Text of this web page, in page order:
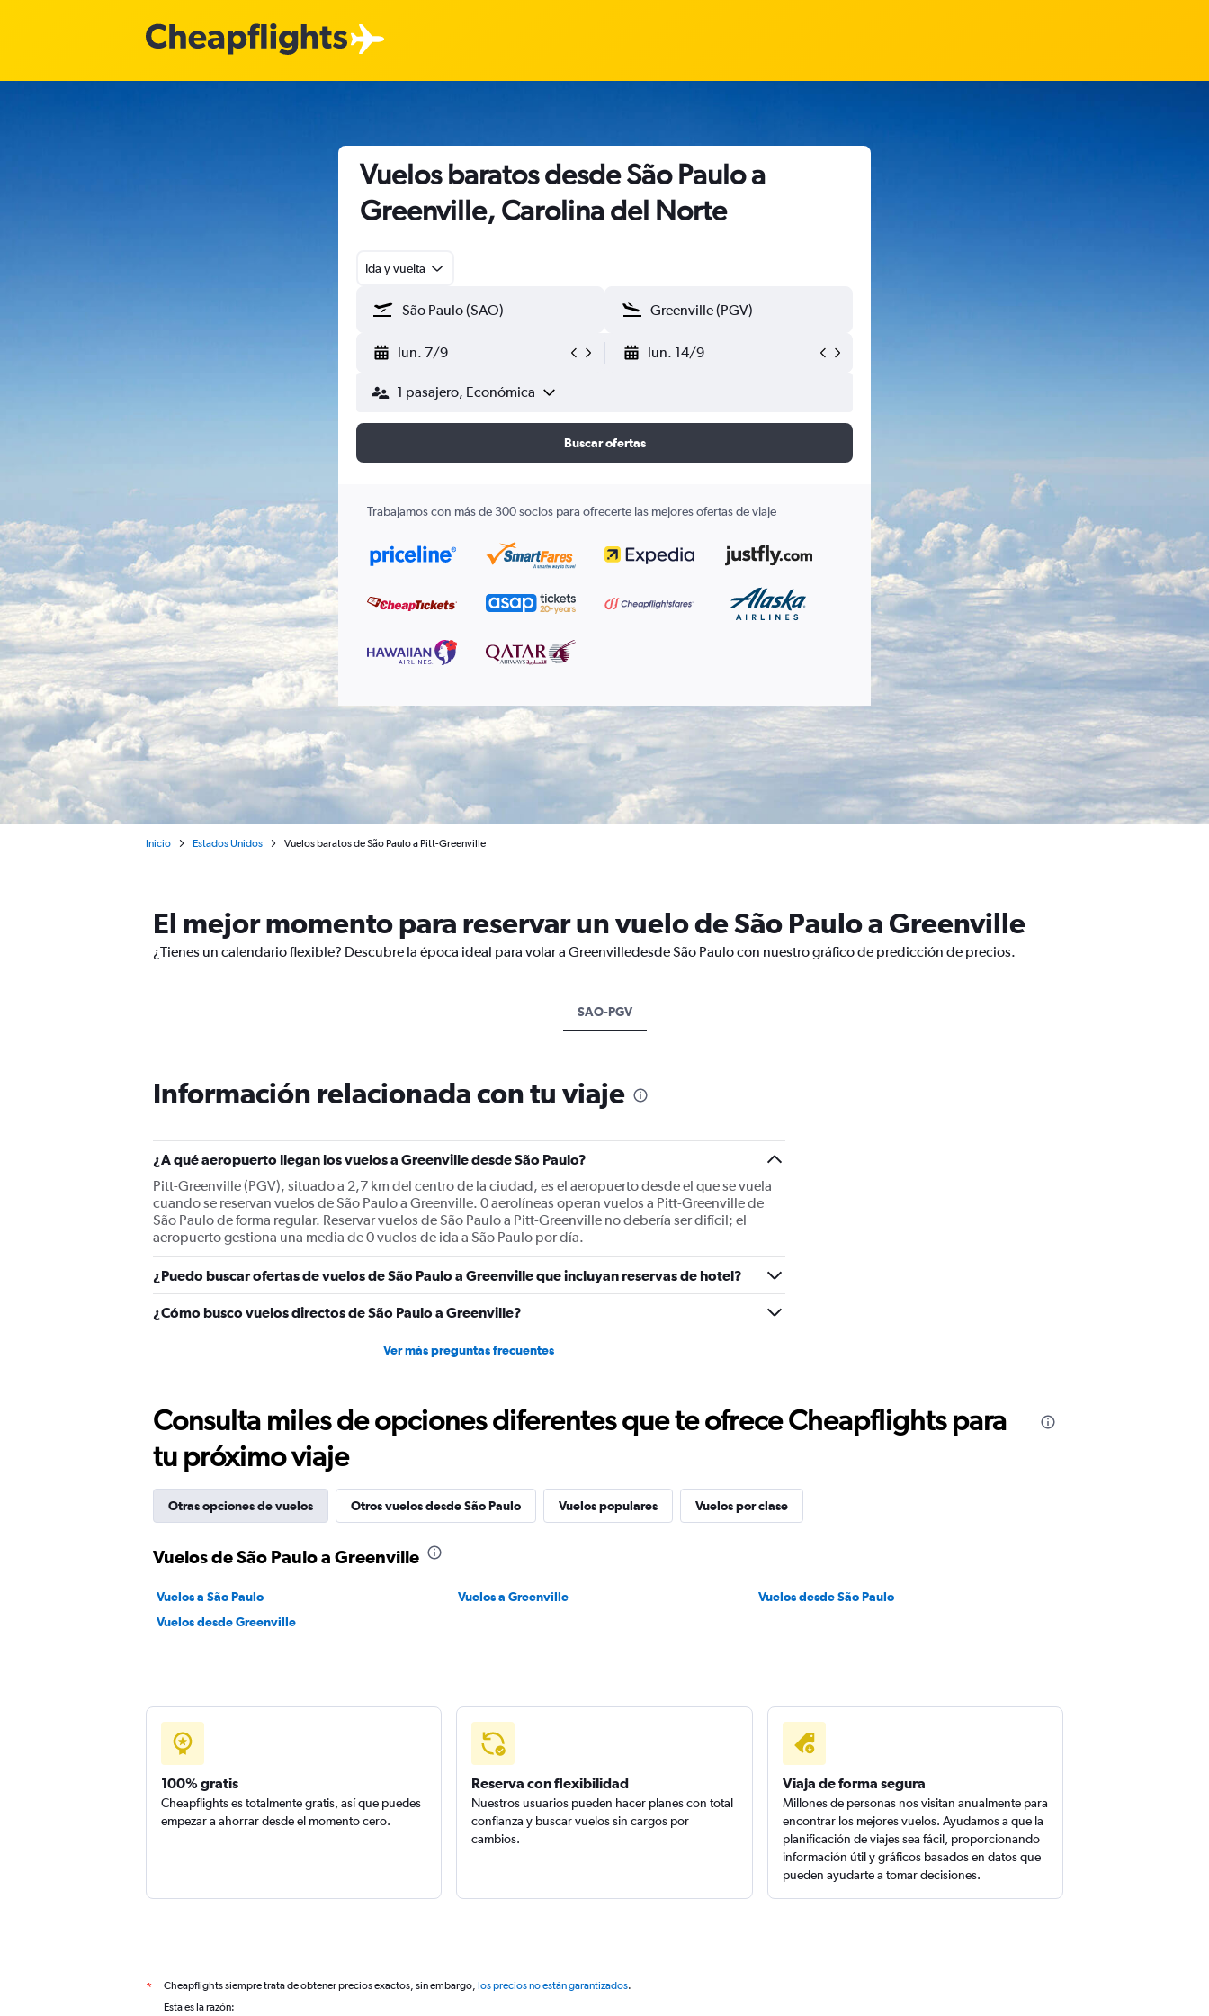
Vuelos baratos desde São Paulo a
Greenville, Carolina del Norte
Ida y vuelta
lun. 7/9 lun. 14/9
1 pasajero, Económica
Buscar ofertas
Trabajamos con más de 300 socios para ofrecerte las mejores ofertas de viaje
Inicio Estados Unidos Vuelos baratos de São Paulo a Pitt-Greenville
El mejor momento para reservar un vuelo de São Paulo a Greenville
¿Tienes un calendario flexible? Descubre la época ideal para volar a Greenvilledesde São Paulo con nuestro gráfico de predicción de precios.
SAO-PGV
Información relacionada con tu viaje
¿A qué aeropuerto llegan los vuelos a Greenville desde São Paulo?
Pitt-Greenville (PGV), situado a 2,7 km del centro de la ciudad, es el aeropuerto desde el que se vuela
cuando se reservan vuelos de São Paulo a Greenville. 0 aerolíneas operan vuelos a Pitt-Greenville de
São Paulo de forma regular. Reservar vuelos de São Paulo a Pitt-Greenville no debería ser difícil; el
aeropuerto gestiona una media de 0 vuelos de ida a São Paulo por día.
¿Puedo buscar ofertas de vuelos de São Paulo a Greenville que incluyan reservas de hotel?
¿Cómo busco vuelos directos de São Paulo a Greenville?
Ver más preguntas frecuentes
Consulta miles de opciones diferentes que te ofrece Cheapflights para
tu próximo viaje
Otras opciones de vuelos Otros vuelos desde São Paulo Vuelos populares Vuelos por clase
Vuelos de São Paulo a Greenville
Vuelos a São Paulo Vuelos a Greenville
Vuelos desde São Paulo
Vuelos desde Greenville
100% gratis
Cheapflights es totalmente gratis, así que puedes
empezar a ahorrar desde el momento cero.
Reserva con flexibilidad
Nuestros usuarios pueden hacer planes con total
confianza y buscar vuelos sin cargos por
cambios.
Viaja de forma segura
Millones de personas nos visitan anualmente para
encontrar los mejores vuelos. Ayudamos a que la
planificación de viajes sea fácil, proporcionando
información útil y gráficos basados en datos que
pueden ayudarte a tomar decisiones.
* Cheapflights siempre trata de obtener precios exactos, sin embargo, los precios no están garantizados.
Esta es la razón: